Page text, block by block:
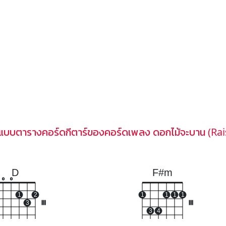
บบตารางคอร์ดกีตาร์ของคอร์ดเพลง ดอกไม้จะบาน
D
o o
1
3
2
F#m
1
3 4
1 1 1